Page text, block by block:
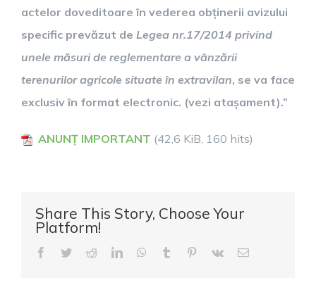
actelor doveditoare în vederea obținerii avizului
specific prevăzut de Legea nr.17/2014 privind
unele măsuri de reglementare a vânzării
terenurilor agricole situate în extravilan, se va face
exclusiv în format electronic. (vezi atașament).”
ANUNȚ IMPORTANT (42,6 KiB, 160 hits)
Share This Story, Choose Your
Platform!
Facebook
TwitterRedditLinkedInWhatsApp
Tumblr Pinterest
Vk
E-